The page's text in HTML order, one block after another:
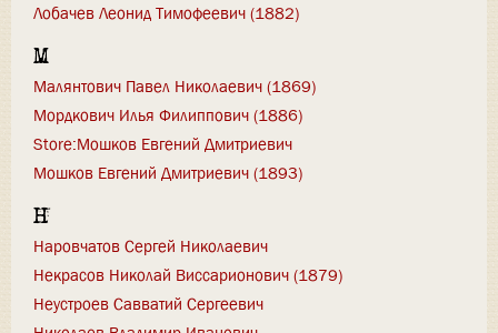
Лобачев Леонид Тимофеевич (1882)
М
Малянтович Павел Николаевич (1869)
Мордкович Илья Филиппович (1886)
Store:Мошков Евгений Дмитриевич
Мошков Евгений Дмитриевич (1893)
Н
Наровчатов Сергей Николаевич
Некрасов Николай Виссарионович (1879)
Неустроев Савватий Сергеевич